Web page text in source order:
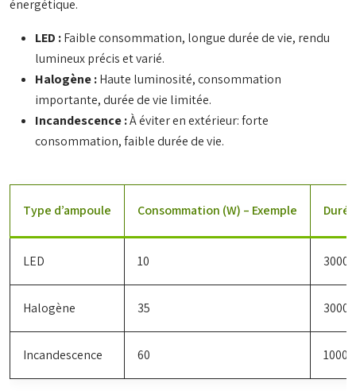
énergétique.
LED :Faible consommation, longue durée de vie, rendu
lumineux précis et varié.
Halogène :Haute luminosité, consommation
importante, durée de vie limitée.
Incandescence :À éviter en extérieur: forte
consommation, faible durée de vie.
Type d’ampoule Consommation (W) – Exemple
LED 10 30000
Halogène 35 3000
Incandescence 60 1000